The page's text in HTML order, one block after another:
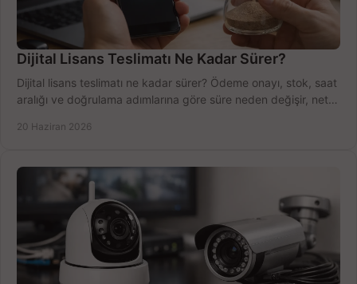
Dijital Lisans Teslimatı Ne Kadar Sürer?
Dijital lisans teslimatı ne kadar sürer? Ödeme onayı, stok, saat
aralığı ve doğrulama adımlarına göre süre neden değişir, net
20 Haziran 2026